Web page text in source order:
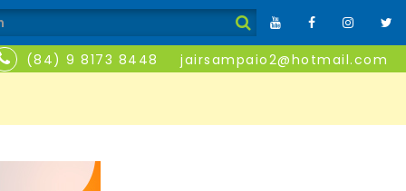
(84) 9 8173 8448 jairsampaio2@hotmail.com